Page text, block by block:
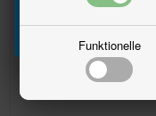
Funktionelle